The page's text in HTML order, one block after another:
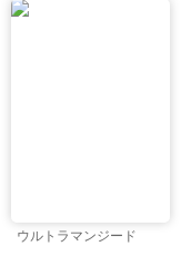
ウルトラマンジード